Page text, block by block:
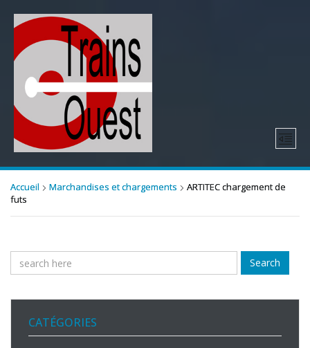
Accueil Marchandises et chargements
ARTITEC chargement de
futs
Search
CATÉGORIES